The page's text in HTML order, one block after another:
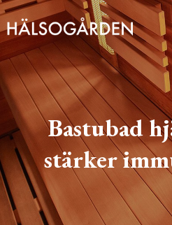
Bastubad
stärker